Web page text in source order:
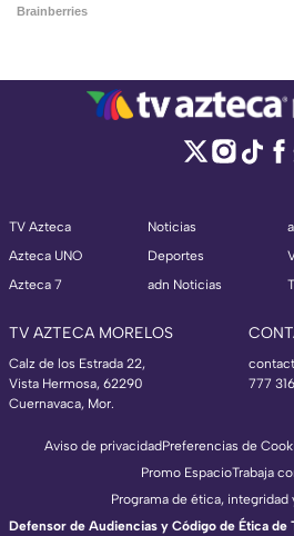
TV Azteca
Azteca UNO
Azteca 7
Noticias
Deportes
adn Noticias
TV AZTECA MORELOS
Calz de los Estrada 22,
Vista Hermosa, 62290
Cuernavaca, Mor.
777
Aviso de privacidadPreferencias de
Promo EspacioTrabaja
Programa de ética,
Defensor de Audiencias y Código de Ética de